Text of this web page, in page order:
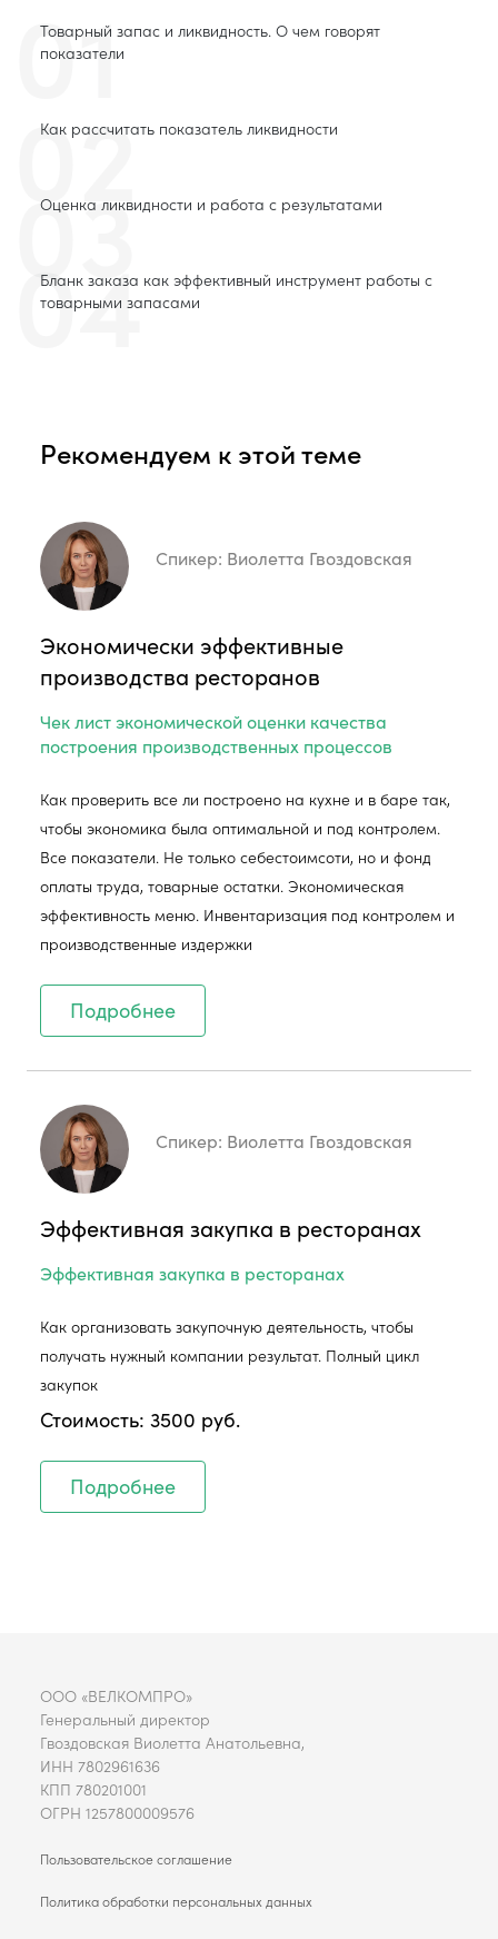
01
Товарный запас и ликвидность. О чем говорят
показатели
02
Как рассчитать показатель ликвидности
03
Оценка ликвидности и работа с результатами
04
Бланк заказа как эффективный инструмент работы с
товарными запасами
Рекомендуем к этой теме
Спикер: Виолетта Гвоздовская
Экономически эффективные
производства ресторанов
Чек лист экономической оценки качества
построения производственных процессов
Как проверить все ли построено на кухне и в баре так,
чтобы экономика была оптимальной и под контролем.
Все показатели. Не только себестоимсоти, но и фонд
оплаты труда, товарные остатки. Экономическая
эффективность меню. Инвентаризация под контролем и
производственные издержки
Подробнее
Спикер: Виолетта Гвоздовская
Эффективная закупка в ресторанах
Эффективная закупка в ресторанах
Как организовать закупочную деятельность, чтобы
получать нужный компании результат. Полный цикл
закупок
Стоимость: 3500 руб.
Подробнее
ООО «ВЕЛКОМПРО»
Генеральный директор
Гвоздовская Виолетта Анатольевна,
ИНН 7802961636
КПП 780201001
ОГРН 1257800009576
Пользовательское соглашение
Политика обработки персональных данных